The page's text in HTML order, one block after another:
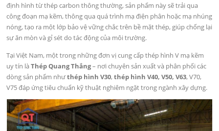
định hình từ thép carbon thông thường, sản phẩm này sẽ trải qua
công đoạn mạ kẽm, thông qua quá trình mạ điện phân hoặc mạ nhúng
nóng, tạo ra một lớp bảo vệ vững chắc trên bề mặt thép, giúp chống lại
sự ăn mòn và gỉ sét do tác động của môi trường.
Tại Việt Nam, một trong những đơn vị cung cấp thép hình V mạ kẽm
uy tín làThép Quang Thắng– nơi chuyên sản xuất và phân phối các
dòng sản phẩm nhưthép hình V30,thép hình V40, V50, V63, V70,
V75 đáp ứng tiêu chuẩn kỹ thuật nghiêm ngặt trong ngành xây dựng.